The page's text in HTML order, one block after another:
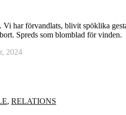
Vi har förvandlats, blivit spöklika
Spreds som blomblad för
2024
, RELATIONS